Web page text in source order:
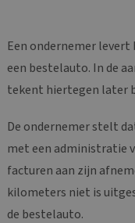
Een ondernemer
een bestelauto. In de
tekent hiertegen later
De ondernemer stelt
met een administratie
facturen aan zijn
kilometers niet is
de bestelauto.